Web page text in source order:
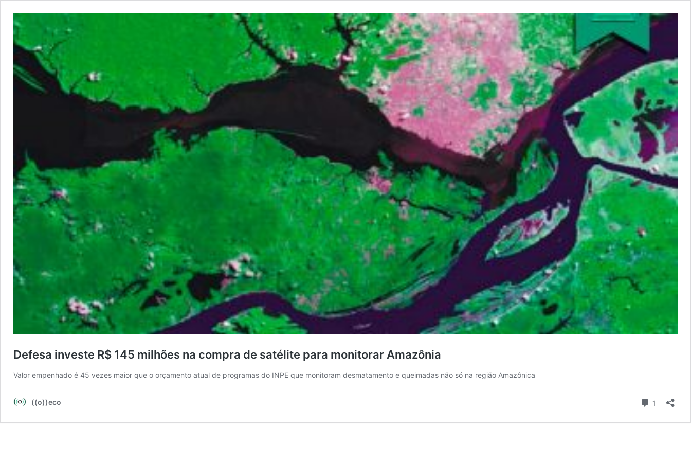
Defesa investe R$ 145 milhões na compra de satélite para monitorar Amazônia
Valor empenhado é 45 vezes maior que o orçamento atual de programas do INPE que monitoram desmatamento e queimadas não só na região Amazônica
((o))eco 1